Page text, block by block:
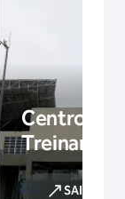
Centro de
SAIBA